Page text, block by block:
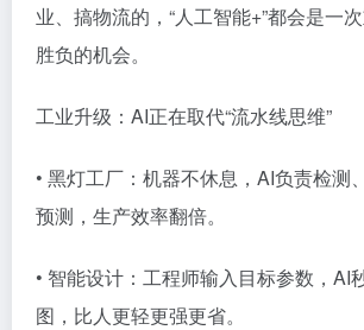
业、搞物流的，“人工智能+”都会是一
胜负的机会。
工业升级：AI正在取代“流水线思维”
• 黑灯工厂：机器不休息，AI负责检测
预测，生产效率翻倍。
• 智能设计：工程师输入目标参数，AI
图，比人更轻更强更省。